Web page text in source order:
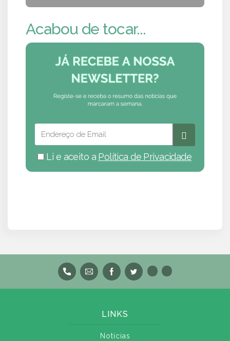
Acabou de tocar...
Li e aceito a Política de Privacidade
LINKS
Notícias